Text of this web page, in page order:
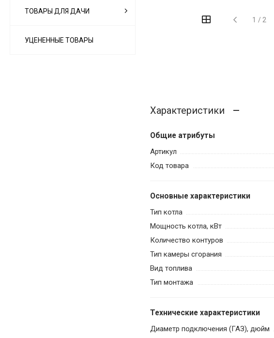
ТОВАРЫ ДЛЯ ДАЧИ
УЦЕНЕННЫЕ ТОВАРЫ
1 / 2
Характеристики
Общие атрибуты
Артикул
Код товара
Основные характеристики
Тип котла
Мощность котла, кВт
Количество контуров
Тип камеры сгорания
Вид топлива
Тип монтажа
Технические характеристики
Диаметр подключения (ГАЗ), дюйм